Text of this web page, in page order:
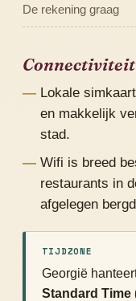
De rekening graag
Connectiviteit
Lokale
en makkelijk
stad.
Wifi is breed
restaurants in
afgelegen
TIJDZONE
Georgië
Standard Time